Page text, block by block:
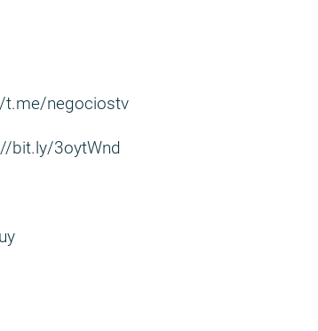
t.me/negociostv
bit.ly/3oytWnd